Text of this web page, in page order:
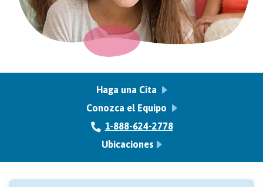
Haga una Cita
Conozca el Equipo
1-888-624-2778
Ubicaciones